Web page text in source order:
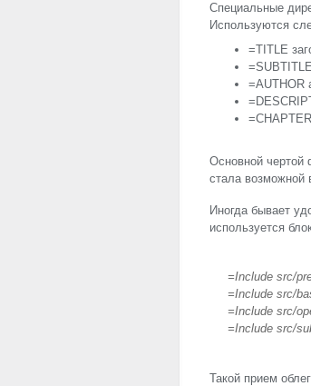
Специальные
Используются
=TITLE
=SUBTITLE
=AUTHOR
=
=CHAPTER
Основной чертой
стала возможной
Иногда бывает
используется
=Include src/
=Include src/
=Include src/
=Include src/
Такой прием